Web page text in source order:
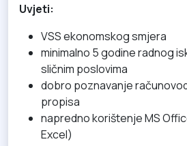
Uvjeti:
VSS ekonomskog smjera
minimalno 5 godine radnog
sličnim poslovima
dobro poznavanje
propisa
napredno korištenje MS
Excel)